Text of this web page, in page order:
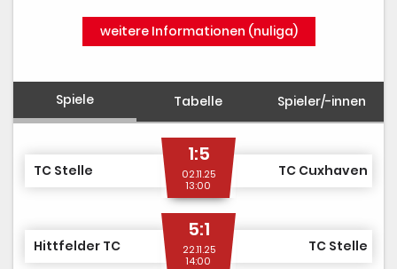
weitere Informationen (nuliga)
Spiele Tabelle Spieler/-innen
TC Stelle
1:5
02.11.25
13:00
TC Cuxhaven
Hittfelder TC
5:1
22.11.25
14:00
TC Stelle